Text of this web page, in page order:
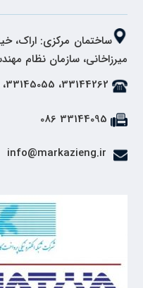
ساختمان مرکزی: اراک،
میرزاخانی، سازمان نظام
33144262، 33145055، 33144660 086
33144095 086